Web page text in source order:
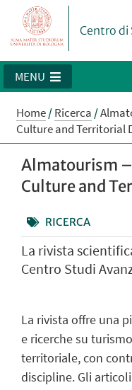
Centro di
MENU
Home/Ricerca /
Culture and Territorial
Almatourism
Culture and
RICERCA
La rivista
Centro Studi
La rivista offre una
e ricerche su
territoriale, con
discipline. Gli